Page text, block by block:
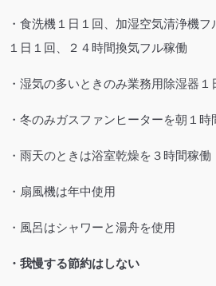
・食洗機１日１回、加湿空気清浄機
１日１回、２４時間換気フル稼働
・湿気の多いときのみ業務用除湿器
・冬のみガスファンヒーターを朝１時
・雨天のときは浴室乾燥を３時間稼働
・扇風機は年中使用
・風呂はシャワーと湯舟を使用
・我慢する節約はしない